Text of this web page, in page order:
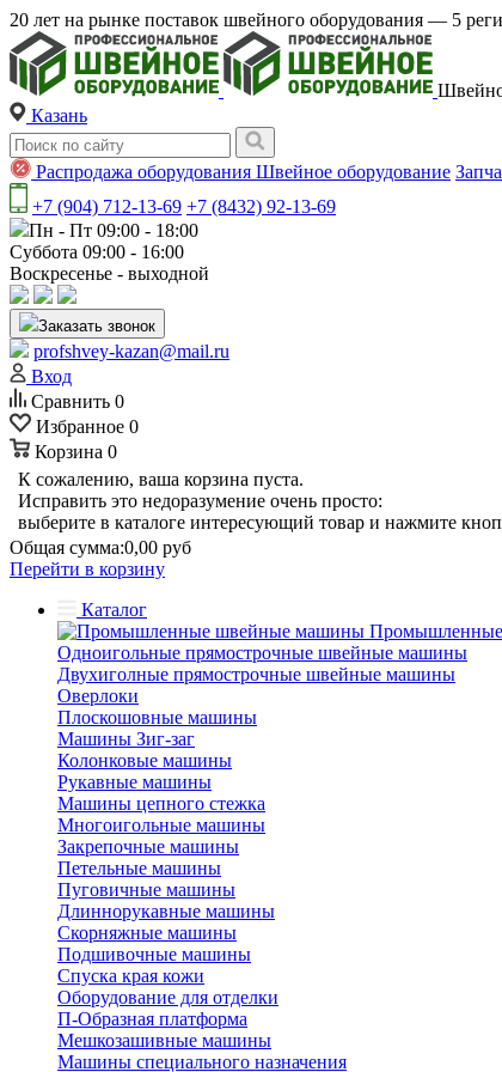
20 лет на рынке поставок швейного оборудования — 5
Казань
Распродажа оборудования Швейное оборудование
+7 (904) 712-13-69 +7 (8432) 92-13-69
Пн - Пт 09:00 - 18:00
Суббота 09:00 - 16:00
Воскресенье - выходной
Заказать звонок
profshvey-kazan@mail.ru
Вход
Сравнить 0
Избранное 0
Корзина 0
К сожалению, ваша корзина пуста.
Исправить это недоразумение очень просто:
выберите в каталоге интересующий товар и нажмите
Общая сумма:0,00 руб
Перейти в корзину
Каталог
Одноигольные прямострочные швейные машины
Двухиголные прямострочные швейные машины
Оверлоки
Плоскошовные машины
Машины Зиг-заг
Колонковые машины
Рукавные машины
Машины цепного стежка
Многоигольные машины
Закрепочные машины
Петельные машины
Пуговичные машины
Длиннорукавные машины
Скорняжные машины
Подшивочные машины
Спуска края кожи
Оборудование для отделки
П-Образная платформа
Мешкозашивные машины
Машины специального назначения